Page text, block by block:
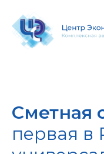
Сметная
первая в